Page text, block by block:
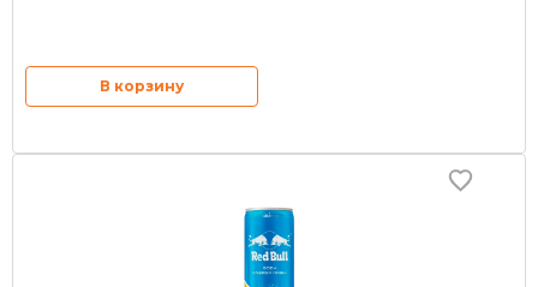
В корзину